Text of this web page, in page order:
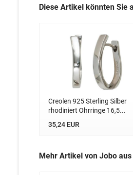
Diese Artikel könnten Sie
Creolen 925 Sterling Silber
rhodiniert Ohrringe 16,5...
35,24 EUR
Mehr Artikel von Jobo